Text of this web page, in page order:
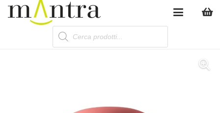
Products
search